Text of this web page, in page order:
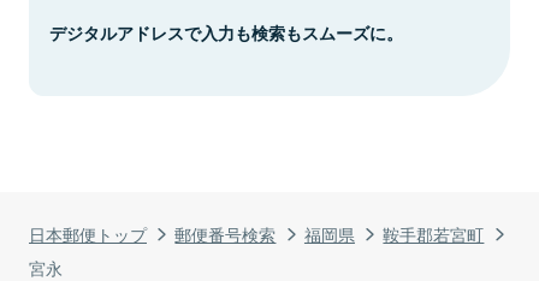
日本郵便トップ 郵便番号検索 福岡県
鞍手郡若宮町
宮永
デジタルアドレスで入力も検索もスムーズに。